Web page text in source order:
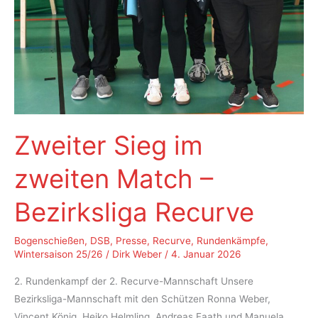
Zweiter Sieg im
zweiten Match –
Bezirksliga Recurve
Bogenschießen, DSB, Presse, Recurve, Rundenkämpfe,
Wintersaison 25/26 / Dirk Weber / 4. Januar 2026
2. Rundenkampf der 2. Recurve-Mannschaft Unsere
Bezirksliga-Mannschaft mit den Schützen Ronna Weber,